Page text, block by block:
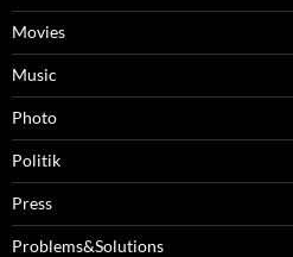
Movies
Music
Photo
Politik
Press
Problems&Solutions